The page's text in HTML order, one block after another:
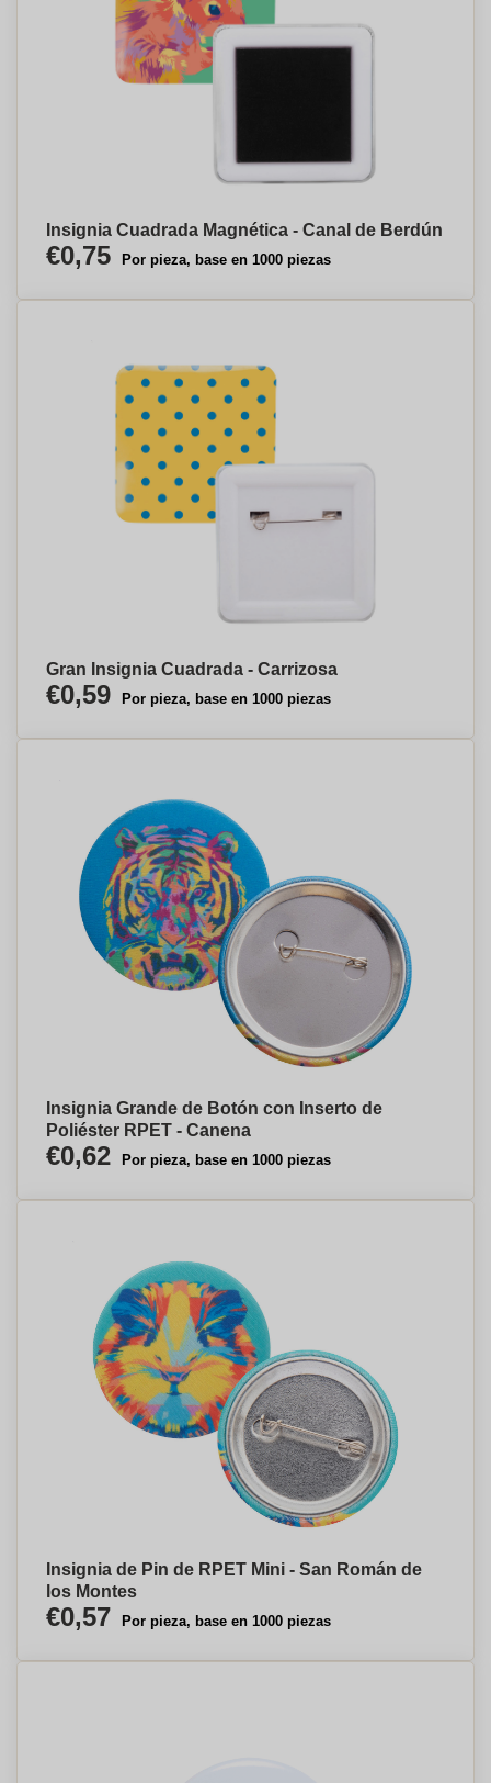
Insignia Cuadrada Magnética - Canal de Berdún
€0,75 Por pieza, base en 1000 piezas
Gran Insignia Cuadrada - Carrizosa
€0,59 Por pieza, base en 1000 piezas
Insignia Grande de Botón con Inserto de
Poliéster RPET - Canena
€0,62 Por pieza, base en 1000 piezas
Insignia de Pin de RPET Mini - San Román de
los Montes
€0,57 Por pieza, base en 1000 piezas